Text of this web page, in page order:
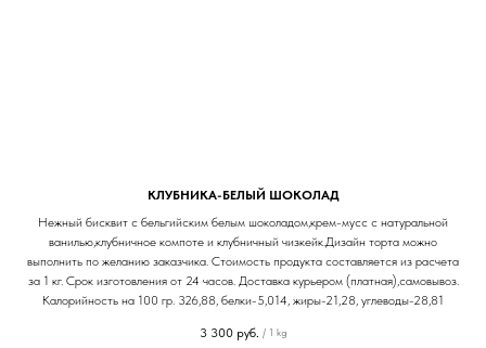
КЛУБНИКА-БЕЛЫЙ ШОКОЛАД
Нежный бисквит с бельгийским белым шоколадом,крем-мусс с натуральной
ванилью,клубничное компоте и клубничный чизкейк.Дизайн торта можно
выполнить по желанию заказчика. Стоимость продукта составляется из расчета
за 1 кг. Срок изготовления от 24 часов. Доставка курьером (платная),самовывоз.
Калорийность на 100 гр. 326,88, белки-5,014, жиры-21,28, углеводы-28,81
3 300 руб. / 1 kg